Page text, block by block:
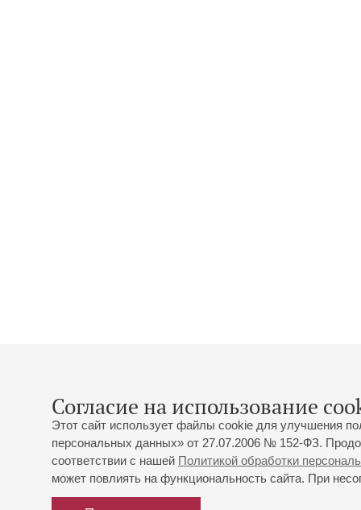
Согласие на использование
Этот сайт использует файлы cookie для улучшения
персональных данных» от 27.07.2006 № 152-ФЗ.
соответствии с нашей Политикой обработки
может повлиять на функциональность сайта. При